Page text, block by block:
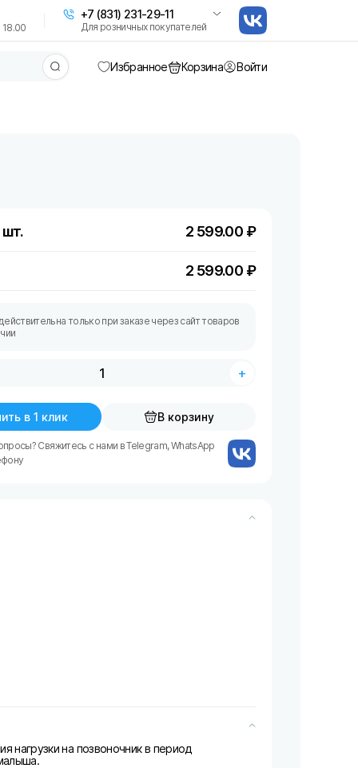
+7 (831) 231-29-11
Для розничных покупателей
Избранное Корзина Войти
шт. 2 599.00 ₽
2 599.00 ₽
только при заказе через сайт товаров
+
в 1 клик В корзину
Свяжитесь с нами в Telegram, WhatsApp
на позвоночник в период